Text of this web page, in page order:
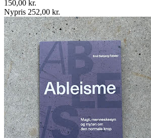
150,00 kr.
Nypris 252,00 kr.